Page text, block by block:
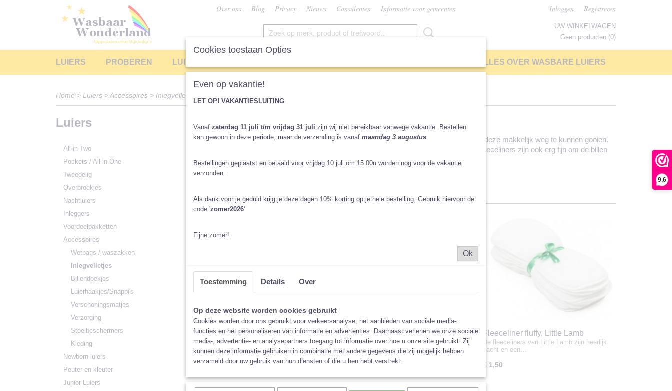
9,6
Over ons Blog Privacy Nieuws Consulenten Informatie voor gemeenten Inloggen Registreren
UW WINKELWAGEN
Geen producten (0)
ALLES OVER WASBARE LUIERS
LUIERS PROBEREN LUIERS LEASEN
Home > Luiers >Accessoires > Inlegvelletjes
Luiers
All-in-Two
Pockets / All-in-One
Tweedelig
Overbroekjes
Nachtluiers
Inleggers
Voordeelpakketten
Accessoires
Wetbags / waszakken
Inlegvelletjes
Billendoekjes
Luierhaakjes/Snappi's
Verschoningsmatjes
Verzorging
Stoelbeschermers
Kleding
Newborn luiers
Peuter en kleuter
Junior Luiers
Inlegvellen
Inlegvellen zijn handig om de luier te beschermen, om de ontlasting op te vangen en om deze makkelijk weg te kunnen gooien.
Je hebt deze in de wegwerpvariant (inlegvellen) of een wasbare variant (fleeceliners). Fleeceliners zijn ook erg fijn om de billen
van je kindje droog te houden in de luier. Fleece blijft namelijk droog aanvoelen.
Blümchen inlegvellen, rol van 100
vellen
De inlegvellen van Blümchen zijn zijdezacht
en hebben…
€ 4,90
Inlegvellen Little Lamb, rol van 100
vellen
Deze inlegvellen van Little Lamb zitten op
een rol van 100…
€ 6,99
Fleeceliner fluffy, Little Lamb
De fleeceliners van Little Lamb zijn heerlijk
zacht en een…
€ 1,50
Cookies toestaan Opties
Even op vakantie!
LET OP! VAKANTIESLUITING
Vanaf zaterdag 11 juli t/m vrijdag 31 juli zijn wij niet bereikbaar vanwege vakantie. Bestellen
kan gewoon in deze periode, maar de verzending is vanaf maandag 3 augustus.
Bestellingen geplaatst en betaald voor vrijdag 10 juli om 15.00u worden nog voor de vakantie
verzonden.
Als dank voor je geduld krijg je deze dagen 10% korting op je hele bestelling. Gebruik hiervoor de
code 'zomer2026'
Fijne zomer!
Ok
Toestemming Details Over
Op deze website worden cookies gebruikt
Cookies worden door ons gebruikt voor verkeersanalyse, het aanbieden van sociale media-
functies en het personaliseren van informatie en advertenties. Daarnaast verlenen we onze sociale
media-, advertentie- en analysepartners toegang tot informatie over hoe u onze site gebruikt. Zij
kunnen deze informatie gebruiken in combinatie met andere gegevens die zij mogelijk hebben
verzameld door uw gebruik van hun diensten of die u hen hebt verstrekt.